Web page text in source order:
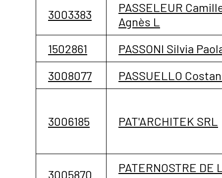
3003383
PASSELEUR
Agnès L
1502861
PASSONI Silvia
3008077
PASSUELLO
3006185 PAT'ARCHITEK SRL
3005870
PATERNOSTRE DE